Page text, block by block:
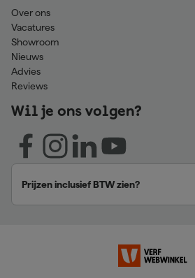
Over ons
Vacatures
Showroom
Nieuws
Advies
Reviews
Wil je ons volgen?
Prijzen inclusief BTW zien?